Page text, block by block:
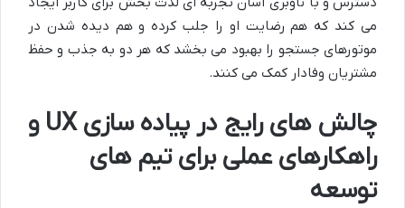
می کند که هم رضایت او را جلب کرده و هم دیده شدن در
موتورهای جستجو را بهبود می بخشد که هر دو به جذب و حفظ
مشتریان وفادار کمک می کنند.
چالش های رایج در پیاده سازی UX و
راهکارهای عملی برای تیم های
توسعه